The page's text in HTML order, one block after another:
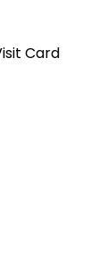
Card